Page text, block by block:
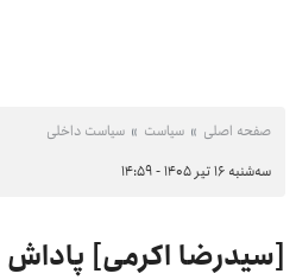
صفحه اصلی سیاست سیاست داخلی
سه‌شنبه ۱۶ تیر ۱۴۰۵ - ۱۴:۵۹
[سیدرضا اکرمی]